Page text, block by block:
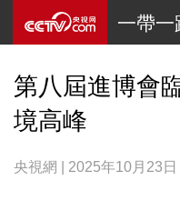
一帶一
第八屆進博會
境高峰
央視網 | 2025年10月23日